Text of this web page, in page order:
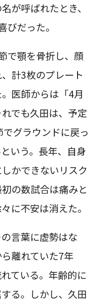
が呼ばれたとき、
だった。
で顎を骨折し、顔
計3枚のプレート
医師からは「4月
でも久田は、予定
グラウンドに戻っ
いう。長年、自身
かできないリスク
の数試合は痛みと
に不安は消えた。
言葉に虚勢はな
離れていた7年
ている。年齢的に
る。しかし、久田